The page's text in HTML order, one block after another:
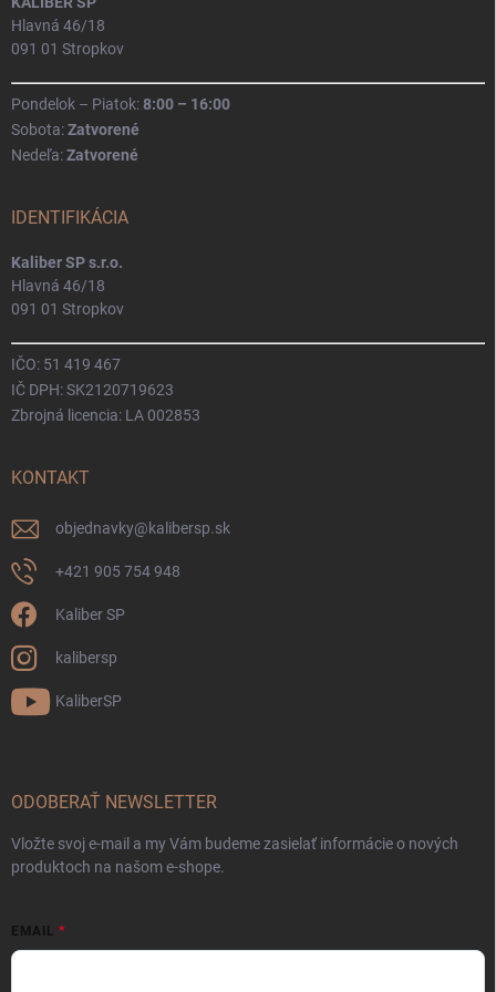
Hlavná 46/18
091 01 Stropkov
Pondelok – Piatok:8:00 – 16:00
Sobota:Zatvorené
Nedeľa:Zatvorené
IDENTIFIKÁCIA
Kaliber SP s.r.o.
Hlavná 46/18
091 01 Stropkov
IČO: 51 419 467
IČ DPH: SK2120719623
Zbrojná licencia: LA 002853
KONTAKT
objednavky@kalibersp.sk
+421 905 754 948
Kaliber SP
kalibersp
KaliberSP
ODOBERAŤ NEWSLETTER
Vložte svoj e-mail a my Vám budeme zasielať informácie o nových
produktoch na našom e-shope.
EMAIL